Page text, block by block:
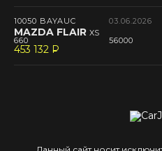
10050 BAYAUC 03.06.2026
MAZDA FLAIR XS
660 56000
453 132 P
--